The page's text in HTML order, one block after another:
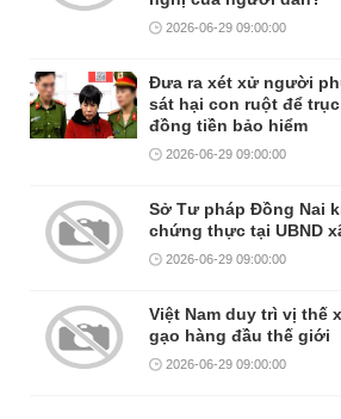
2026-06-29 09:00:00
Đưa ra xét xử người
sát hại con ruột để
đồng tiền bảo hiểm
2026-06-29 09:00:00
Sở Tư pháp Đồng Nai
chứng thực tại UBND
2026-06-29 09:00:00
Việt Nam duy trì vị thế
gạo hàng đầu thế giới
2026-06-29 09:00:00